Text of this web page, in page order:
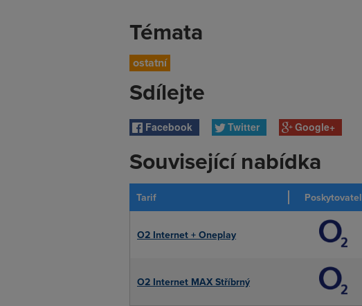
Témata
ostatní
Sdílejte
Facebook Twitter Google+
Související nabídka
Tarif Poskytovatel
O2 Internet + Oneplay
O2 Internet MAX Stříbrný